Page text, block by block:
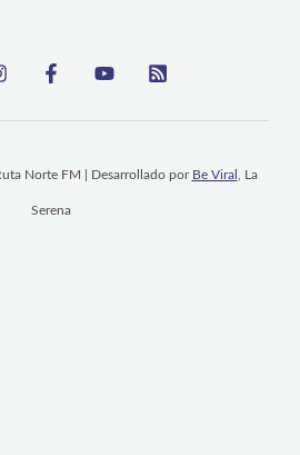
Norte FM | Desarrollado por Be Viral , La
Serena